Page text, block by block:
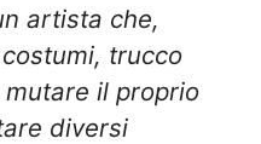
artista che,
trucco
il proprio
diversi